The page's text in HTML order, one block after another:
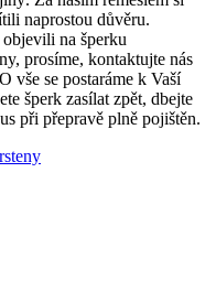
naprostou důvěru.
na šperku
prosíme, kontaktujte nás
vše se postaráme k Vaší
šperk zasílat zpět, dbejte
při přepravě plně pojištěn.